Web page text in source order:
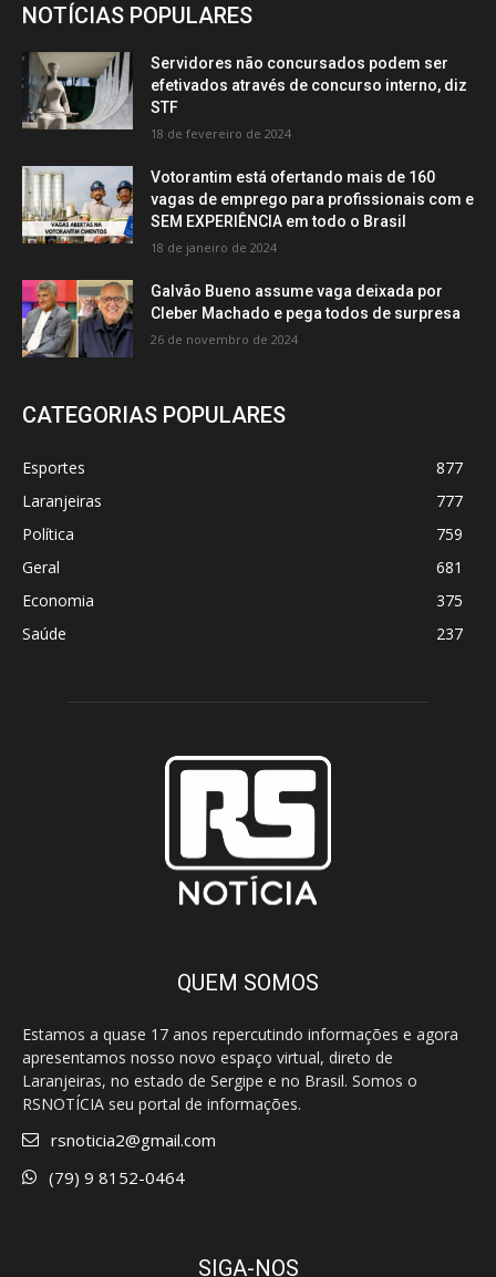
NOTÍCIAS POPULARES
Servidores não concursados podem ser
efetivados através de concurso interno, diz
STF
18 de fevereiro de 2024
Votorantim está ofertando mais de 160
vagas de emprego para profissionais com e
SEM EXPERIÊNCIA em todo o Brasil
18 de janeiro de 2024
Galvão Bueno assume vaga deixada por
Cleber Machado e pega todos de surpresa
26 de novembro de 2024
CATEGORIAS POPULARES
Esportes
877
Laranjeiras
777
Política
759
Geral
681
Economia
375
Saúde
237
QUEM SOMOS
Estamos a quase 17 anos repercutindo informações e agora
apresentamos nosso novo espaço virtual, direto de
Laranjeiras, no estado de Sergipe e no Brasil. Somos o
RSNOTÍCIA seu portal de informações.
rsnoticia2@gmail.com
(79) 9 8152-0464
SIGA-NOS